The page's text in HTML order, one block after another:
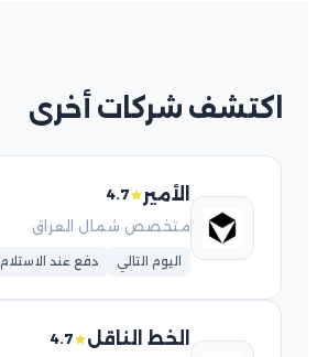
اكتشف شركات أخرى
الأمير
4.7
متخصص شمال العراق
اليوم التالي دفع عند الاستلام
الخط الناقل
4.7